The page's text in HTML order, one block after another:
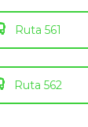
Ruta 561
Ruta 562